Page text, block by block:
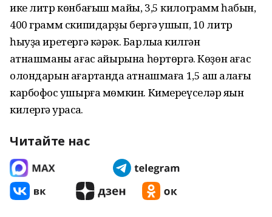
ике литр көнбағыш майы, 3,5 килограмм һабын,
400 грамм скипидарҙы бергә ҡушып, 10 литр
һыуҙа иретергә кәрәк. Барлыҡҡа килгән
ҡатнашманы ағас ҡайырына һөртөргә. Көҙөн ағас
олондарын ағартҡанда ҡатнашмаға 1,5 аш ҡалағы
карбофос ҡушырға мөмкин. Кимереүселәр яҡын
килергә ҡурҡасаҡ.
Читайте нас